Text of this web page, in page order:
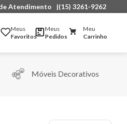
Atendimento |(15) 3261-9262
Meus
Favoritos
Meus
Pedidos
Meu
Carrinho
Móveis Decorativos